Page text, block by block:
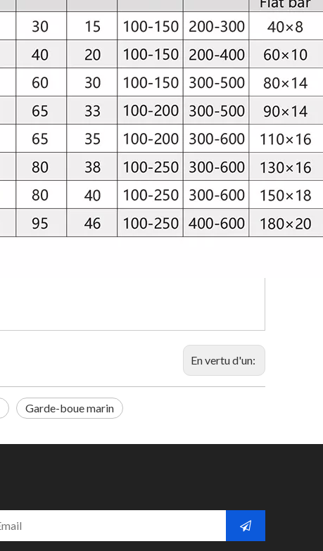
En vertu d'un:
Garde-boue marin